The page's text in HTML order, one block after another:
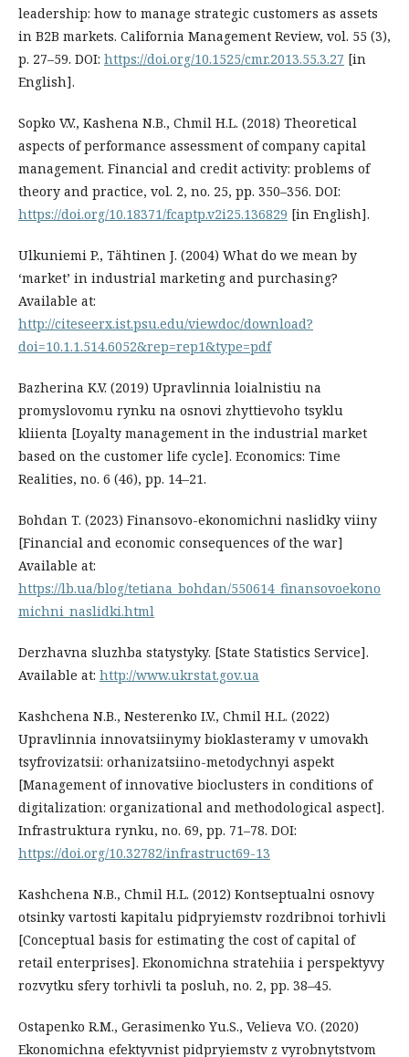
leadership: how to manage strategic customers as assets
in B2B markets. California Management Review, vol. 55 (3),
p. 27–59. DOI: https://doi.org/10.1525/cmr.2013.55.3.27 [in
English].
Sopko V.V., Kashena N.B., Chmil H.L. (2018) Theoretical
aspects of performance assessment of company capital
management. Financial and credit activity: problems of
theory and practice, vol. 2, no. 25, pр. 350–356. DOI:
https://doi.org/10.18371/fcaptp.v2i25.136829 [in English].
Ulkuniemi P., Tähtinen J. (2004) What do we mean by
‘market’ in industrial marketing and purchasing?
Available at:
http://citeseerx.ist.psu.edu/viewdoc/download?
doi=10.1.1.514.6052&rep=rep1&type=pdf
Bazherina K.V. (2019) Upravlinnia loialnistiu na
promyslovomu rynku na osnovi zhyttievoho tsyklu
kliienta [Loyalty management in the industrial market
based on the customer life cycle]. Economics: Time
Realities, no. 6 (46), pp. 14–21.
Bohdan T. (2023) Finansovo-ekonomichni naslidky viiny
[Financial and economic consequences of the war]
Available at:
https://lb.ua/blog/tetiana_bohdan/550614_finansovoekono
michni_naslidki.html
Derzhavna sluzhba statystyky. [State Statistics Service].
Available at: http://www.ukrstat.gov.ua
Kashchena N.B., Nesterenko I.V., Chmil H.L. (2022)
Upravlinnia innovatsiinymy bioklasteramy v umovakh
tsyfrovizatsii: orhanizatsiino-metodychnyi aspekt
[Management of innovative bioclusters in conditions of
digitalization: organizational and methodological aspect].
Infrastruktura rynku, no. 69, pp. 71–78. DOI:
https://doi.org/10.32782/infrastruct69-13
Kashchena N.B., Chmil H.L. (2012) Kontseptualni osnovy
otsinky vartosti kapitalu pidpryiemstv rozdribnoi torhivli
[Conceptual basis for estimating the cost of capital of
retail enterprises]. Ekonomichna stratehiia i perspektyvy
rozvytku sfery torhivli ta posluh, no. 2, pp. 38–45.
Ostapenko R.M., Gerasimenko Yu.S., Velieva V.O. (2020)
Ekonomichna efektyvnist pidpryiemstv z vyrobnytstvom